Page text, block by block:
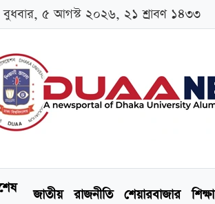
বুধবার, ৫ আগস্ট ২০২৬, ২১ শ্রাবণ ১৪৩৩
জাতীয় রাজনীতি শেয়ারবাজার শিক্ষা